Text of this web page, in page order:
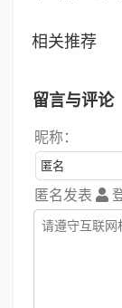
相关推荐
留言与评论
昵称：
匿名发表